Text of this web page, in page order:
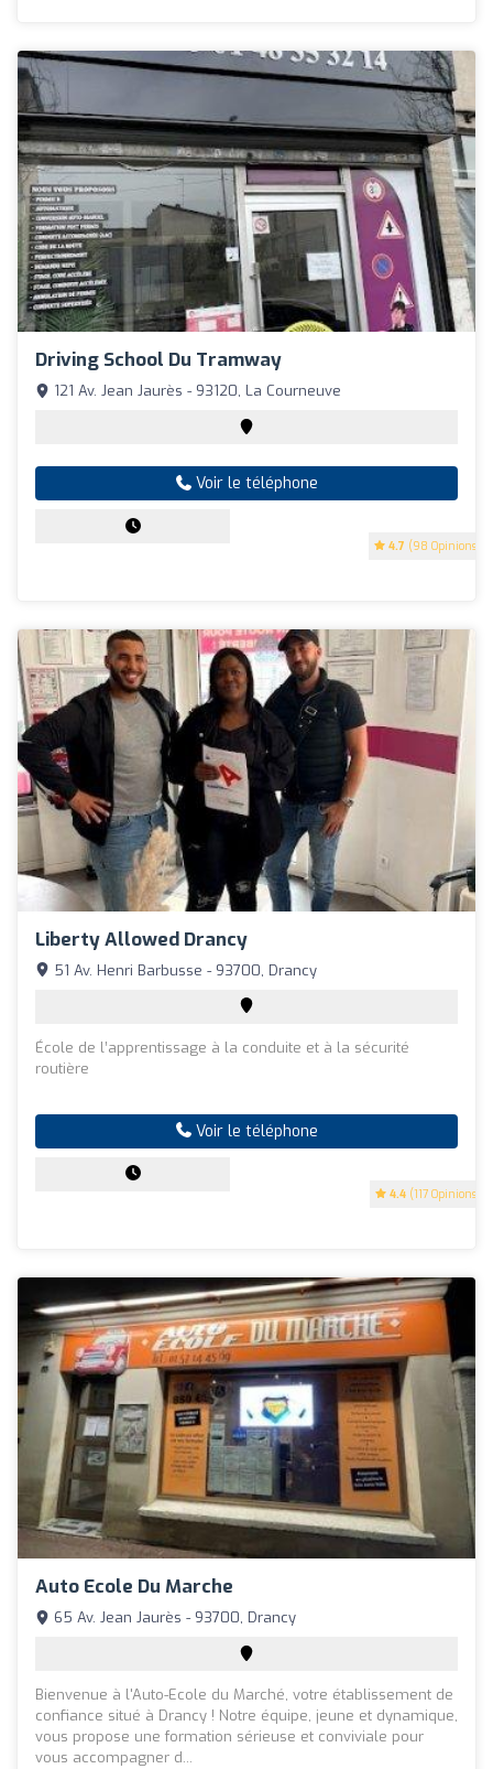
Driving School Du Tramway
4.7 (98 Opinions)
121 Av. Jean Jaurès - 93120, La Courneuve
Voir le téléphone
Liberty Allowed Drancy
4.4 (117 Opinions)
51 Av. Henri Barbusse - 93700, Drancy
École de l’apprentissage à la conduite et à la sécurité
routière
Voir le téléphone
Auto Ecole Du Marche
65 Av. Jean Jaurès - 93700, Drancy
Bienvenue à l'Auto-Ecole du Marché, votre établissement de
confiance situé à Drancy ! Notre équipe, jeune et dynamique,
vous propose une formation sérieuse et conviviale pour
vous accompagner d...